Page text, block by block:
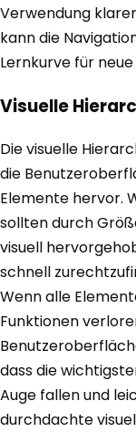
Verwendung
kann die
Lernkurve für
Visuelle
Die visuelle
die
Elemente hervor.
sollten durch
visuell
schnell
Wenn alle
Funktionen
dass die
Auge fallen und
durchdachte